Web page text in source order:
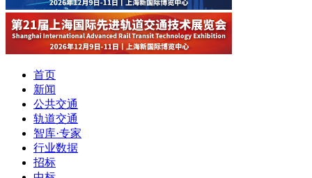
首页
新闻
公共交通
轨道交通
智库·专家
行业数据
招标